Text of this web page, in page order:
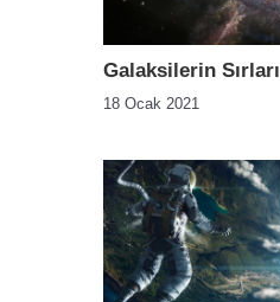
Galaksilerin Sırları
18 Ocak 2021